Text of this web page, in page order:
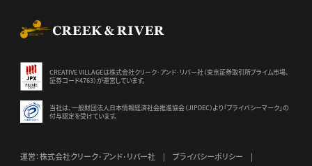
CREATIVE VILLAGEは株式会社クリーク･アンド･リバー社（東京証券取引所プライム市場、
証券コード4763）が運営しています。
当社は、一般財団法人日本情報経済社会推進協会（JIPDEC）より 「プライバシーマーク」の
付与認定を受けています。
運営：株式会社クリーク･アンド･リバー社 プライバシーポリシー